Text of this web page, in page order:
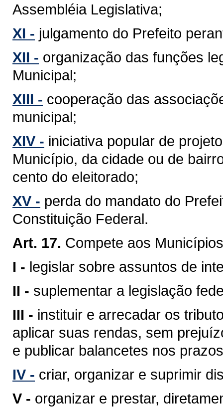
Assembléia Legislativa;
XI - julgamento do Prefeito
XII - organização das funções
Municipal;
XIII - cooperação das
municipal;
XIV - iniciativa popular de
Município, da cidade ou de
cento do eleitorado;
XV - perda do mandato do
Constituição Federal.
Art. 17. Compete aos
I - legislar sobre assuntos de
II - suplementar a legislação
III - instituir e arrecadar os
aplicar suas rendas, sem
e publicar balancetes nos
IV - criar, organizar e suprimir
V - organizar e prestar,